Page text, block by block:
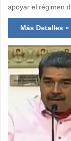
apoyar el régimen
Más Detalles »